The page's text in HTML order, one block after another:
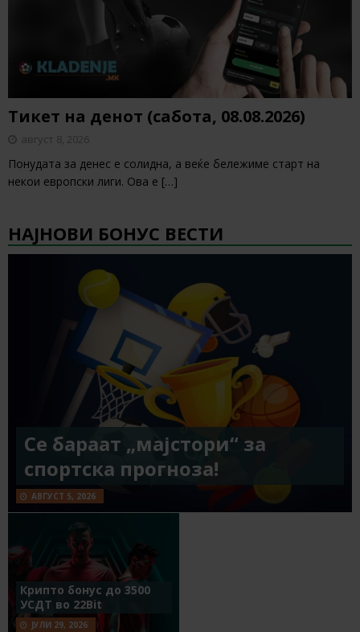
Тикет на денот (сабота, 08.08.2026)
август 8, 2026
Понудата за денес е солидна, а веќе бележиме старт на
некои европски лиги. Ова е […]
НАЈНОВИ БОНУС ВЕСТИ
Се бараат „мајстори“ за
спортска прогноза!
АВГУСТ 5, 2026
Крипто бонус до 3500
УСДТ во 22Bit
ЈУЛИ 29, 2026